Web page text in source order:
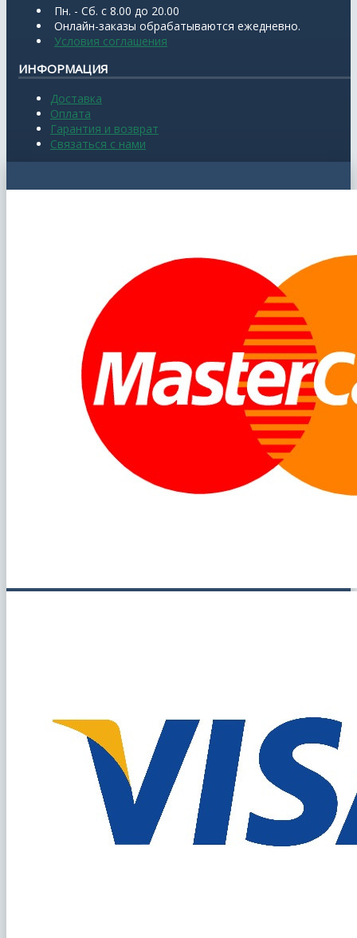
Пн. - Сб. с 8.00 до 20.00
Онлайн-заказы обрабатываются ежедневно.
Условия соглашения
ИНФОРМАЦИЯ
Доставка
Оплата
Гарантия и возврат
Связаться с нами